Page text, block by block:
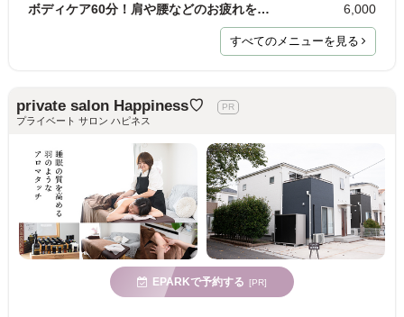
ボディケア60分！肩や腰などのお疲れを、60分間オー…
6,000
すべてのメニューを見る
private salon Happiness♡
プライベート サロン ハピネス
EPARKで予約する [PR]